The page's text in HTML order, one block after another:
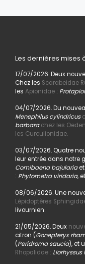
Les dernières mises
17/07/2026. Deux
Chez les Scarabeidae
les Apionidae:
04/07/2026. Du
Menephilus cylindricus
barbara chez les
les Curculionidae.
03/07/2026. Quatre
leur entrée dans notre
Comibaena bajulariaet
: Phytometra viridaria,
08/06/2026. Une
Lépidoptères
livournien.
21/05/2026. Deux
citron (Gonepteryx
(Peridroma saucia), et
Rhopalidae : Liorhyssus